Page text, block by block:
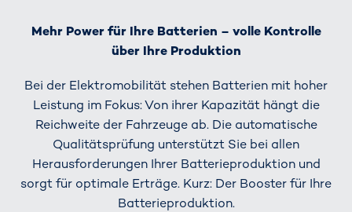
Mehr Power für Ihre Batterien – volle Kontrolle
über Ihre Produktion
Bei der Elektromobilität stehen Batterien mit hoher
Leistung im Fokus: Von ihrer Kapazität hängt die
Reichweite der Fahrzeuge ab. Die automatische
Qualitätsprüfung unterstützt Sie bei allen
Herausforderungen Ihrer Batterieproduktion und
sorgt für optimale Erträge. Kurz: Der Booster für Ihre
Batterieproduktion.